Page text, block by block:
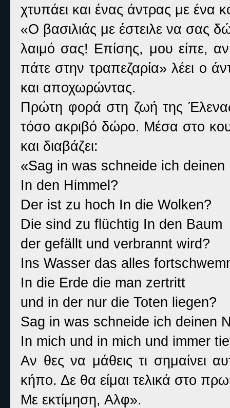
χτυπάει και ένας άντρας με ένα
«Ο βασιλιάς με έστειλε να σας
λαιμό σας! Επίσης, μου είπε,
πάτε στην τραπεζαρία» λέει ο
και αποχωρώντας.
Πρώτη φορά στη ζωή της
τόσο ακριβό δώρο. Μέσα στο
και διαβάζει:
«Sag in was schneide ich deinen
In den Himmel?
Der ist zu hoch In die Wolken?
Die sind zu flüchtig In den Baum
der gefällt und verbrannt wird?
Ins Wasser das alles
In die Erde die man zertritt
und in der nur die Toten liegen?
Sag in was schneide ich deinen
In mich und in mich und immer
Αν θες να μάθεις τι σημαίνει
κήπο. Δε θα είμαι τελικά στο
Με εκτίμηση, Αλφ».